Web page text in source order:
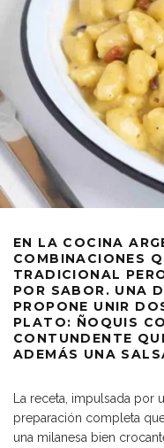
EN LA COCINA
COMBINACIONES
TRADICIONAL
POR SABOR. UNA
PROPONE UNIR
PLATO: ÑOQUIS
CONTUNDENTE
ADEMÁS UNA
La receta, impulsada por
preparación completa
una milanesa bien